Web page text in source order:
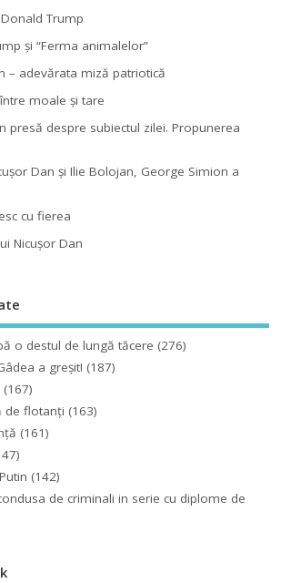
Trump
şi “Ferma animalelor”
– adevărata miză patriotică
moale şi tare
presă despre subiectul zilei. Propunerea
Dan şi Ilie Bolojan, George Simion a
cu fierea
Nicuşor Dan
o destul de lungă tăcere (276)
a greşit! (187)
(167)
de flotanţi (163)
(161)
(142)
de criminali in serie cu diplome de